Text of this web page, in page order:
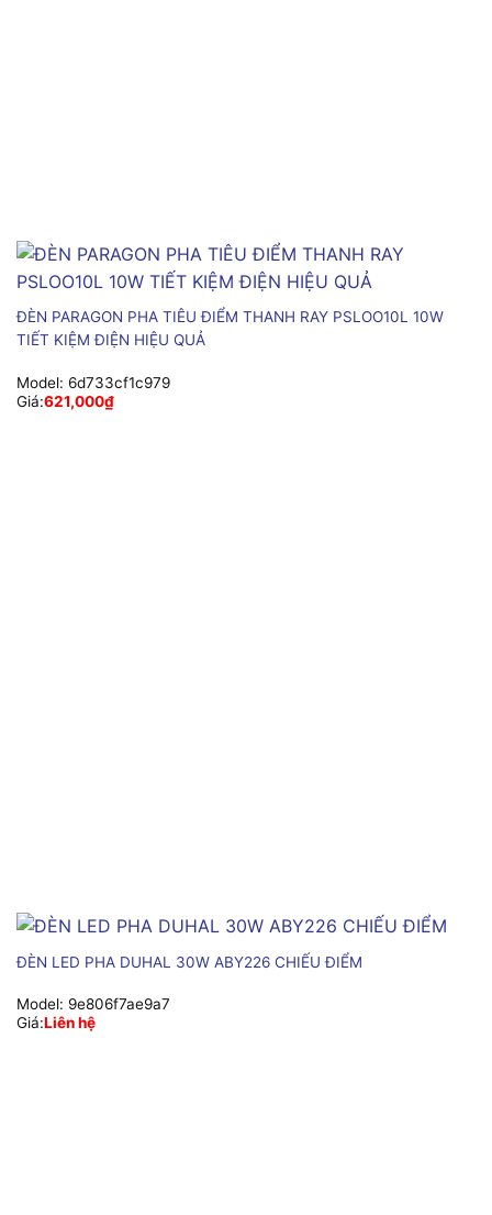
ĐÈN PARAGON PHA TIÊU ĐIỂM THANH RAY PSLOO10L 10W
TIẾT KIỆM ĐIỆN HIỆU QUẢ
Model: 6d733cf1c979
Giá:621,000₫
ĐÈN LED PHA DUHAL 30W ABY226 CHIẾU ĐIỂM
Model: 9e806f7ae9a7
Giá:Liên hệ